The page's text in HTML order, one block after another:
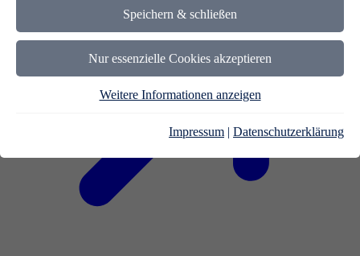
Speichern & schließen
Nur essenzielle Cookies akzeptieren
Weitere Informationen anzeigen
Impressum | Datenschutzerklärung